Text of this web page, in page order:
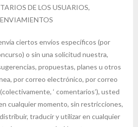
DE LOS USUARIOS,
ciertos envíos específicos (por
o sin una solicitud nuestra,
propuestas, planes u otros
por correo electrónico, por correo
‘ comentarios’), usted
cualquier momento, sin restricciones,
traducir y utilizar en cualquier